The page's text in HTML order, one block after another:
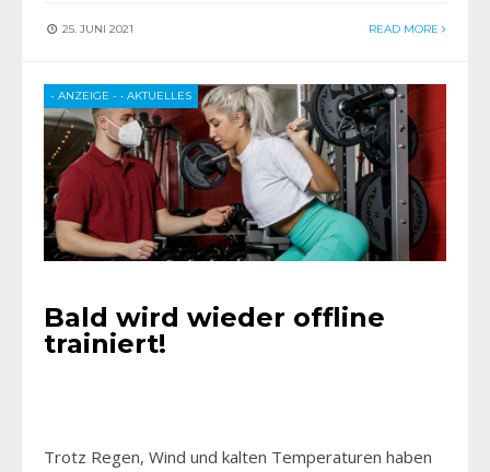
25. JUNI 2021 READ MORE
- ANZEIGE - • AKTUELLES
Bald wird wieder offline
trainiert!
Trotz Regen, Wind und kalten Temperaturen haben